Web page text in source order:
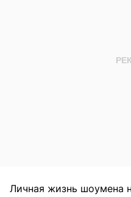
Личная жизнь шоумена